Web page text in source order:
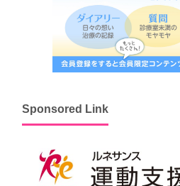
Sponsored Link